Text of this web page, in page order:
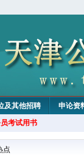
及其他招聘 申论资
考试用书
点